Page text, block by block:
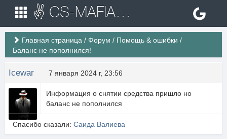
✌ CS-MAFIA.RU ✌ Игровые сервера Counter Strike 1.6
Главная страница / Форум / Помощь & ошибки /
Баланс не пополнился!
Icewar 7 января 2024 г, 23:56
Информация о снятии средства пришло но
баланс не пополнился
Спасибо сказали: Саида Валиева